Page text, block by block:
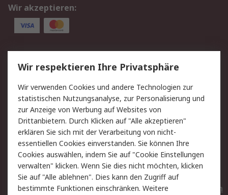
Wir akzeptieren:
Service
Value Added Services
Lieferlösungen
Rücksendungen
Kontakt
Hilfe
Privatkunden
Rechtliches
AGB
Datenschutz
Cookie-Richtlinie
Zahlungsbedingungen
Copyright/Impressum
Entsorgung
Elektrogeräte/Batterien
Wir respektieren Ihre Privatsphäre
Wir verwenden Cookies und andere Technologien zur
statistischen Nutzungsanalyse, zur Personalisierung und
zur Anzeige von Werbung auf Websites von
Drittanbietern. Durch Klicken auf "Alle akzeptieren"
erklären Sie sich mit der Verarbeitung von nicht-
essentiellen Cookies einverstanden. Sie können Ihre
Cookies auswählen, indem Sie auf "Cookie Einstellungen
verwalten" klicken. Wenn Sie dies nicht möchten, klicken
Sie auf "Alle ablehnen". Dies kann den Zugriff auf
bestimmte Funktionen einschränken. Weitere